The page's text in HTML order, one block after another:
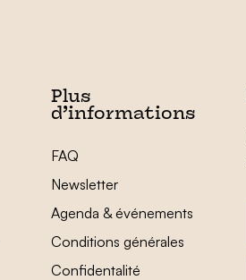
Plus
d’informations
FAQ
Newsletter
Agenda & événements
Conditions générales
Confidentalité